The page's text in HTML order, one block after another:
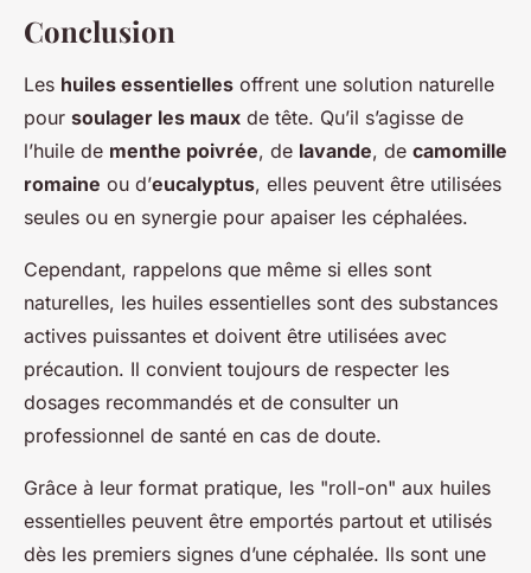
Conclusion
Les huiles essentielles offrent une solution naturelle
pour soulager les maux de tête. Qu’il s’agisse de
l’huile de menthe poivrée, de lavande, de camomille
romaine ou d’eucalyptus, elles peuvent être utilisées
seules ou en synergie pour apaiser les céphalées.
Cependant, rappelons que même si elles sont
naturelles, les huiles essentielles sont des substances
actives puissantes et doivent être utilisées avec
précaution. Il convient toujours de respecter les
dosages recommandés et de consulter un
professionnel de santé en cas de doute.
Grâce à leur format pratique, les "roll-on" aux huiles
essentielles peuvent être emportés partout et utilisés
dès les premiers signes d’une céphalée. Ils sont une